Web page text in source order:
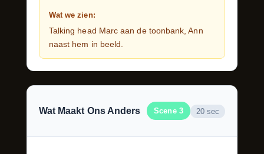
Wat we zien:
Talking head Marc aan de toonbank, Ann
naast hem in beeld.
Scene 3
Wat Maakt Ons Anders 20 sec